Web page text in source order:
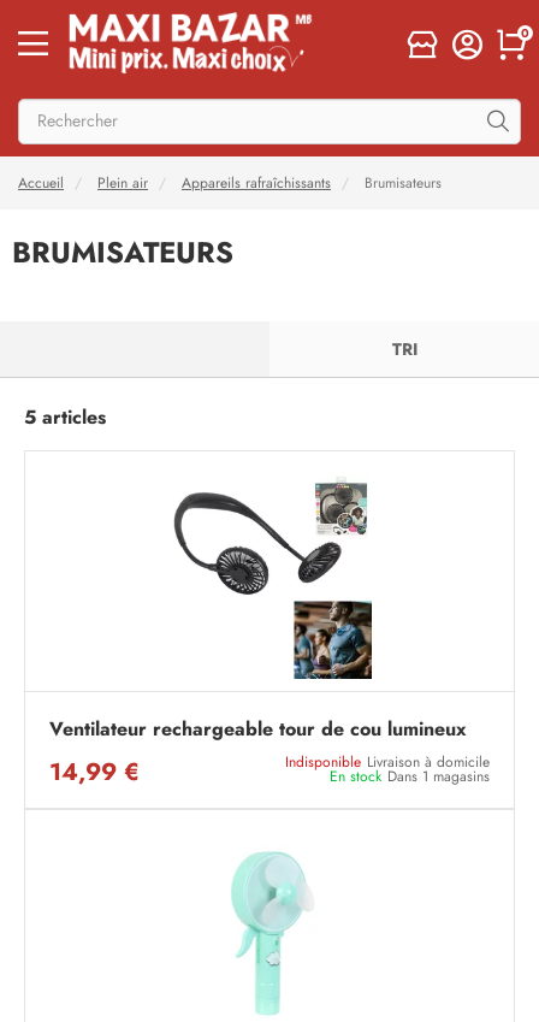
0
Accueil Plein air Appareils rafraîchissants Brumisateurs
BRUMISATEURS
TRI
Ventilateur rechargeable tour de cou lumineux
14,99 € Indisponible Livraison à domicile
En stock Dans 1 magasins
5 articles